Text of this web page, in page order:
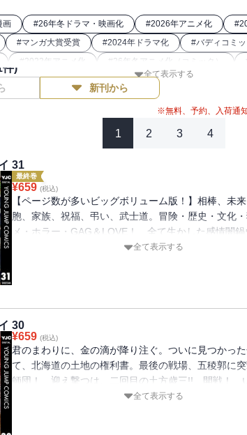
画 #26年冬ドラマ・映画化 #2026年アニメ化 #
#マンガ大賞受賞 #2024年ドラマ化 #バディコミッ
#2022年アニメ化 #26年冬アニメ化（コミック）
#2024年映画化
全て表示する
件)
新刊から
※無料、予約、入荷通
1 2 3 4
31
最終巻
¥659 (税込)
【ページ数が多いビッグボリューム版！】相棒、未
胞、家族、祝福、弔い、武士道。冒険・歴史・文化
メ・ホラー・GAG＆LOVE！ 全て生かした感情闇鍋
全て表示する
30
¥659 (税込)
君のまわりに、金の滴が降り注ぐ。ついに見つかっ
て、北海道の土地の権利書。最後の戦場、五稜郭に
師団！ 迎え撃つは、二回目の土方歳三!! 開戦！
全て表示する